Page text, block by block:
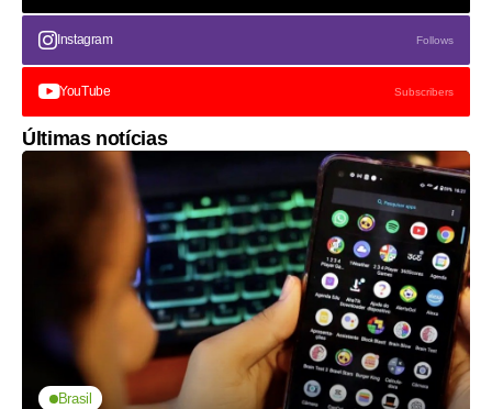
Instagram Follows
YouTube Subscribers
Últimas notícias
Brasil